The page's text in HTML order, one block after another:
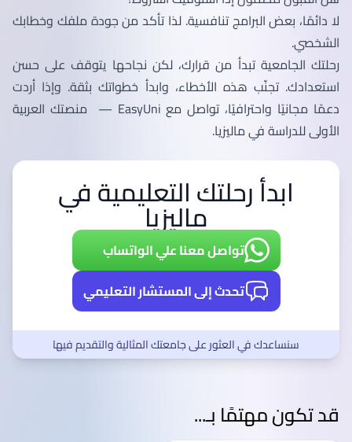
لا دائمًا، بعض البرامج تنافسية. لذا تأكد من جودة ملفك وخطابك
الشخصي.
رحلتك الجامعية تبدأ من قرارك، لكن نجاحها يتوقف على حسن
استعدادك. تجنّب هذه الأخطاء، وابدأ خطواتك بثقة. وإذا أردت
دعمًا مجانيًا واحترافيًا، تواصل مع EasyUni — منصتك العربية
الأولى للدراسة في ماليزيا.
ابدأ رحلتك التعليمية في
ماليزيا
تواصل معنا علي الواتساب
تحدث إلى المستشار التعليمي
سنساعدك في العثور على جامعتك المثالية والتقديم فيها
قد تكون مهتمًا بـ...